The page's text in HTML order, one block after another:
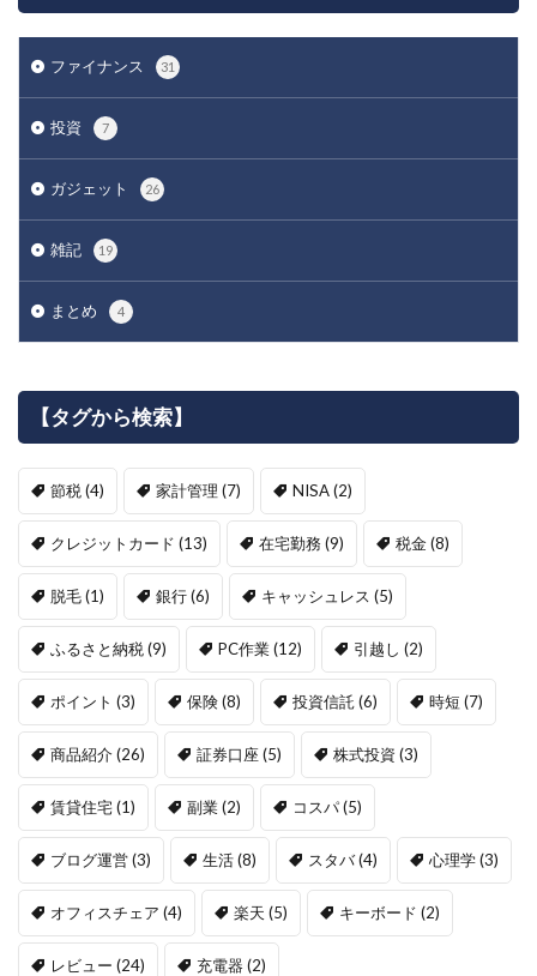
ファイナンス 31
投資 7
ガジェット 26
雑記 19
まとめ 4
【タグから検索】
節税 (4) 家計管理 (7) NISA(2)
クレジットカード (13) 在宅勤務(9) 税金(8)
脱毛(1) 銀行(6) キャッシュレス (5)
ふるさと納税 (9) PC作業(12) 引越し (2)
ポイント (3) 保険(8) 投資信託 (6) 時短 (7)
商品紹介(26) 証券口座(5) 株式投資 (3)
賃貸住宅(1) 副業(2) コスパ(5)
ブログ運営(3) 生活(8) スタバ(4) 心理学(3)
オフィスチェア (4) 楽天 (5) キーボード (2)
レビュー (24) 充電器 (2)